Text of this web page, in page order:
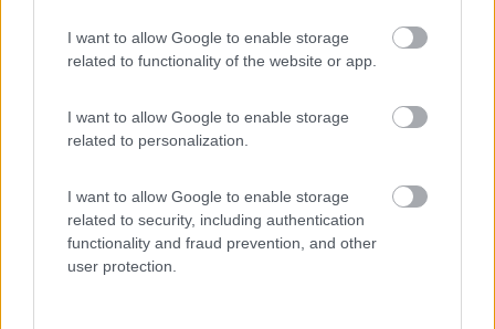
I want to allow Google to enable storage
related to functionality of the website or app.
I want to allow Google to enable storage
related to personalization.
I want to allow Google to enable storage
related to security, including authentication
functionality and fraud prevention, and other
user protection.
> Forse a te non vogliono........visto che manco ti lavi i piedi![:D]
[:D][:D] I sindaci m'accolgono con la fascia tricolore, taluni
capitata anche la guida verde! Sicuramente quelli che ci
cacciano non vogliono persone pulite. [:D] ciao Cresce'